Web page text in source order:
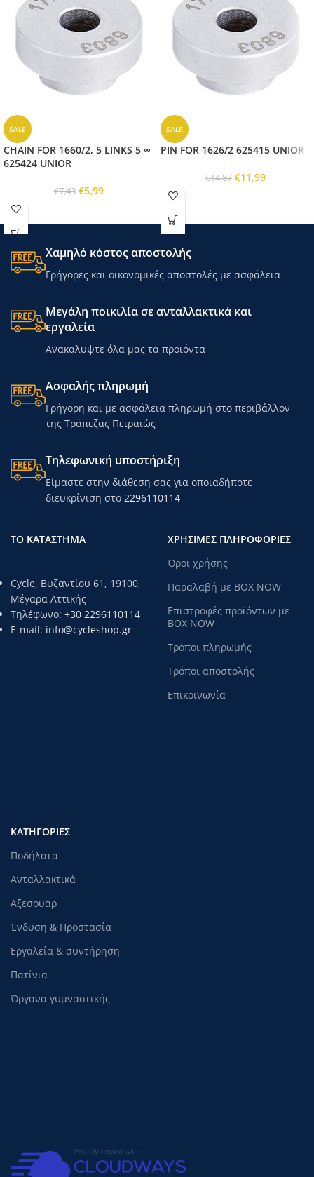
SALE
CHAIN FOR 1660/2, 5 LINKS 5 ∞
625424 UNIOR
€7,43 €5,99
SALE
PIN FOR 1626/2 625415 UNIOR
€14,87 €11,99
Χαμηλό κόστος αποστολής
Γρήγορες και οικονομικές αποστολές με ασφάλεια
Μεγάλη ποικιλία σε ανταλλακτικά και
εργαλεία
Ανακαλυψτε όλα μας τα προιόντα
Ασφαλής πληρωμή
Γρήγορη και με ασφάλεια πληρωμή στο περιβάλλον
της Τράπεζας Πειραιώς
Τηλεφωνική υποστήριξη
Είμαστε στην διάθεση σας για οποιαδήποτε
διευκρίνιση στο 2296110114
ΤΟ ΚΑΤΑΣΤΗΜΑ
Cycle, Βυζαντίου 61, 19100,
Μέγαρα Αττικής
Τηλέφωνο: +30 2296110114
E-mail: info@cycleshop.gr
ΧΡΗΣΙΜΕΣ ΠΛΗΡΟΦΟΡΙΕΣ
Όροι χρήσης
Παραλαβή με BOX NOW
Επιστροφές προϊόντων με
BOX NOW
Τρόποι πληρωμής
Τρόποι αποστολής
Επικοινωνία
ΚΑΤΗΓΟΡΊΕΣ
Ποδήλατα
Ανταλλακτικά
Αξεσουάρ
Ένδυση & Προστασία
Εργαλεία & συντήρηση
Πατίνια
Όργανα γυμναστικής